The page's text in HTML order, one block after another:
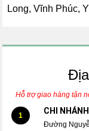
Long, Vĩnh Phúc,
Hỗ trợ giao hàng tận
1 CHI
Đường